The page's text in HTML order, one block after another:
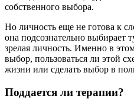
собственного выбора.
Но личность еще не готова к
она подсознательно выбирает
зрелая личность. Именно в
выбор, пользоваться ли этой
жизни или сделать выбор в
Поддается ли терапии?